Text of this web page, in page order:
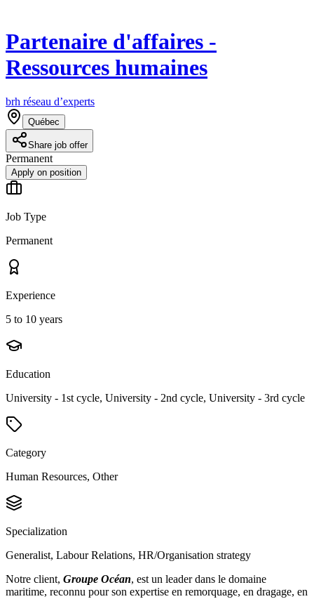
Partenaire d'affaires -
Ressources humaines
brh réseau d’experts
Québec
Share job offer
Permanent
Apply on position
Job Type
Permanent
Experience
5 to 10 years
Education
University - 1st cycle, University - 2nd cycle, University - 3rd cycle
Category
Human Resources, Other
Specialization
Generalist, Labour Relations, HR/Organisation strategy
Notre client, Groupe Océan, est un leader dans le domaine
maritime, reconnu pour son expertise en remorquage, en dragage, en